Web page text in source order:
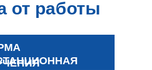
от работы